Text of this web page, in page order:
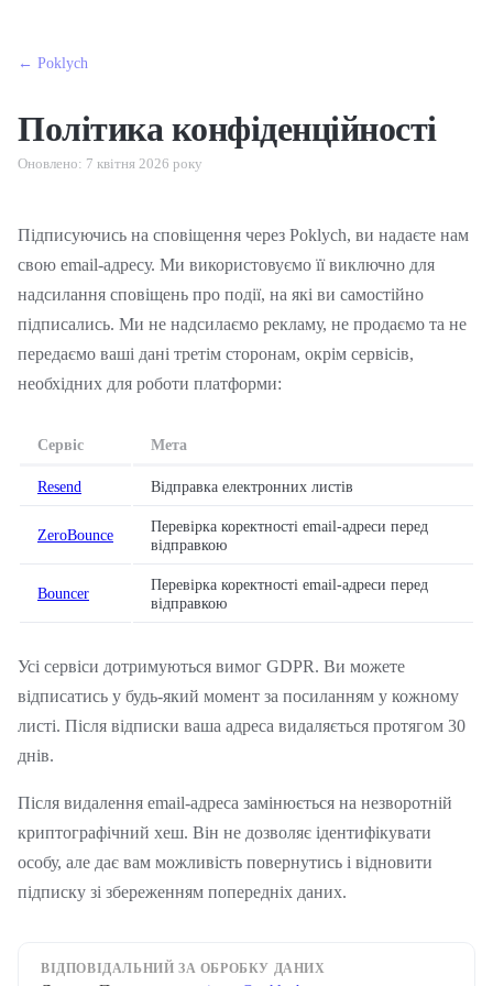
← Poklych
Політика конфіденційності
Оновлено: 7 квітня 2026 року
Підписуючись на сповіщення через Poklych, ви надаєте нам
свою email-адресу. Ми використовуємо її виключно для
надсилання сповіщень про події, на які ви самостійно
підписались. Ми не надсилаємо рекламу, не продаємо та не
передаємо ваші дані третім сторонам, окрім сервісів,
необхідних для роботи платформи:
Сервіс Мета
Resend Відправка електронних листів
ZeroBounce
Перевірка коректності email-адреси перед
відправкою
Bouncer
Перевірка коректності email-адреси перед
відправкою
Усі сервіси дотримуються вимог GDPR. Ви можете
відписатись у будь-який момент за посиланням у кожному
листі. Після відписки ваша адреса видаляється протягом 30
днів.
Після видалення email-адреса замінюється на незворотній
криптографічний хеш. Він не дозволяє ідентифікувати
особу, але дає вам можливість повернутись і відновити
підписку зі збереженням попередніх даних.
ВІДПОВІДАЛЬНИЙ ЗА ОБРОБКУ ДАНИХ